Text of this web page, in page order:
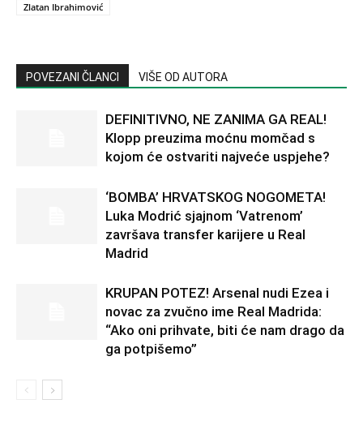
Zlatan Ibrahimović
POVEZANI ČLANCI VIŠE OD AUTORA
DEFINITIVNO, NE ZANIMA GA REAL!
Klopp preuzima moćnu momčad s
kojom će ostvariti najveće uspjehe?
‘BOMBA’ HRVATSKOG NOGOMETA!
Luka Modrić sjajnom ‘Vatrenom’
završava transfer karijere u Real
Madrid
KRUPAN POTEZ! Arsenal nudi Ezea i
novac za zvučno ime Real Madrida:
“Ako oni prihvate, biti će nam drago da
ga potpišemo”